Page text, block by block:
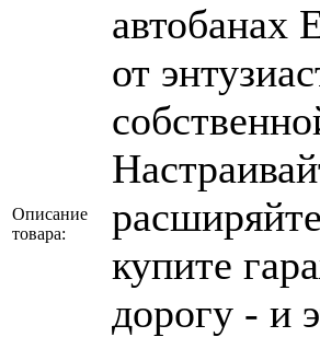
Описание
товара:
автобанах
от
купите
дорогу - и